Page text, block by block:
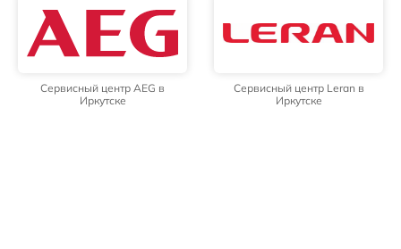
Сервисный центр AEG в
Иркутске
Сервисный центр Leran в
Иркутске